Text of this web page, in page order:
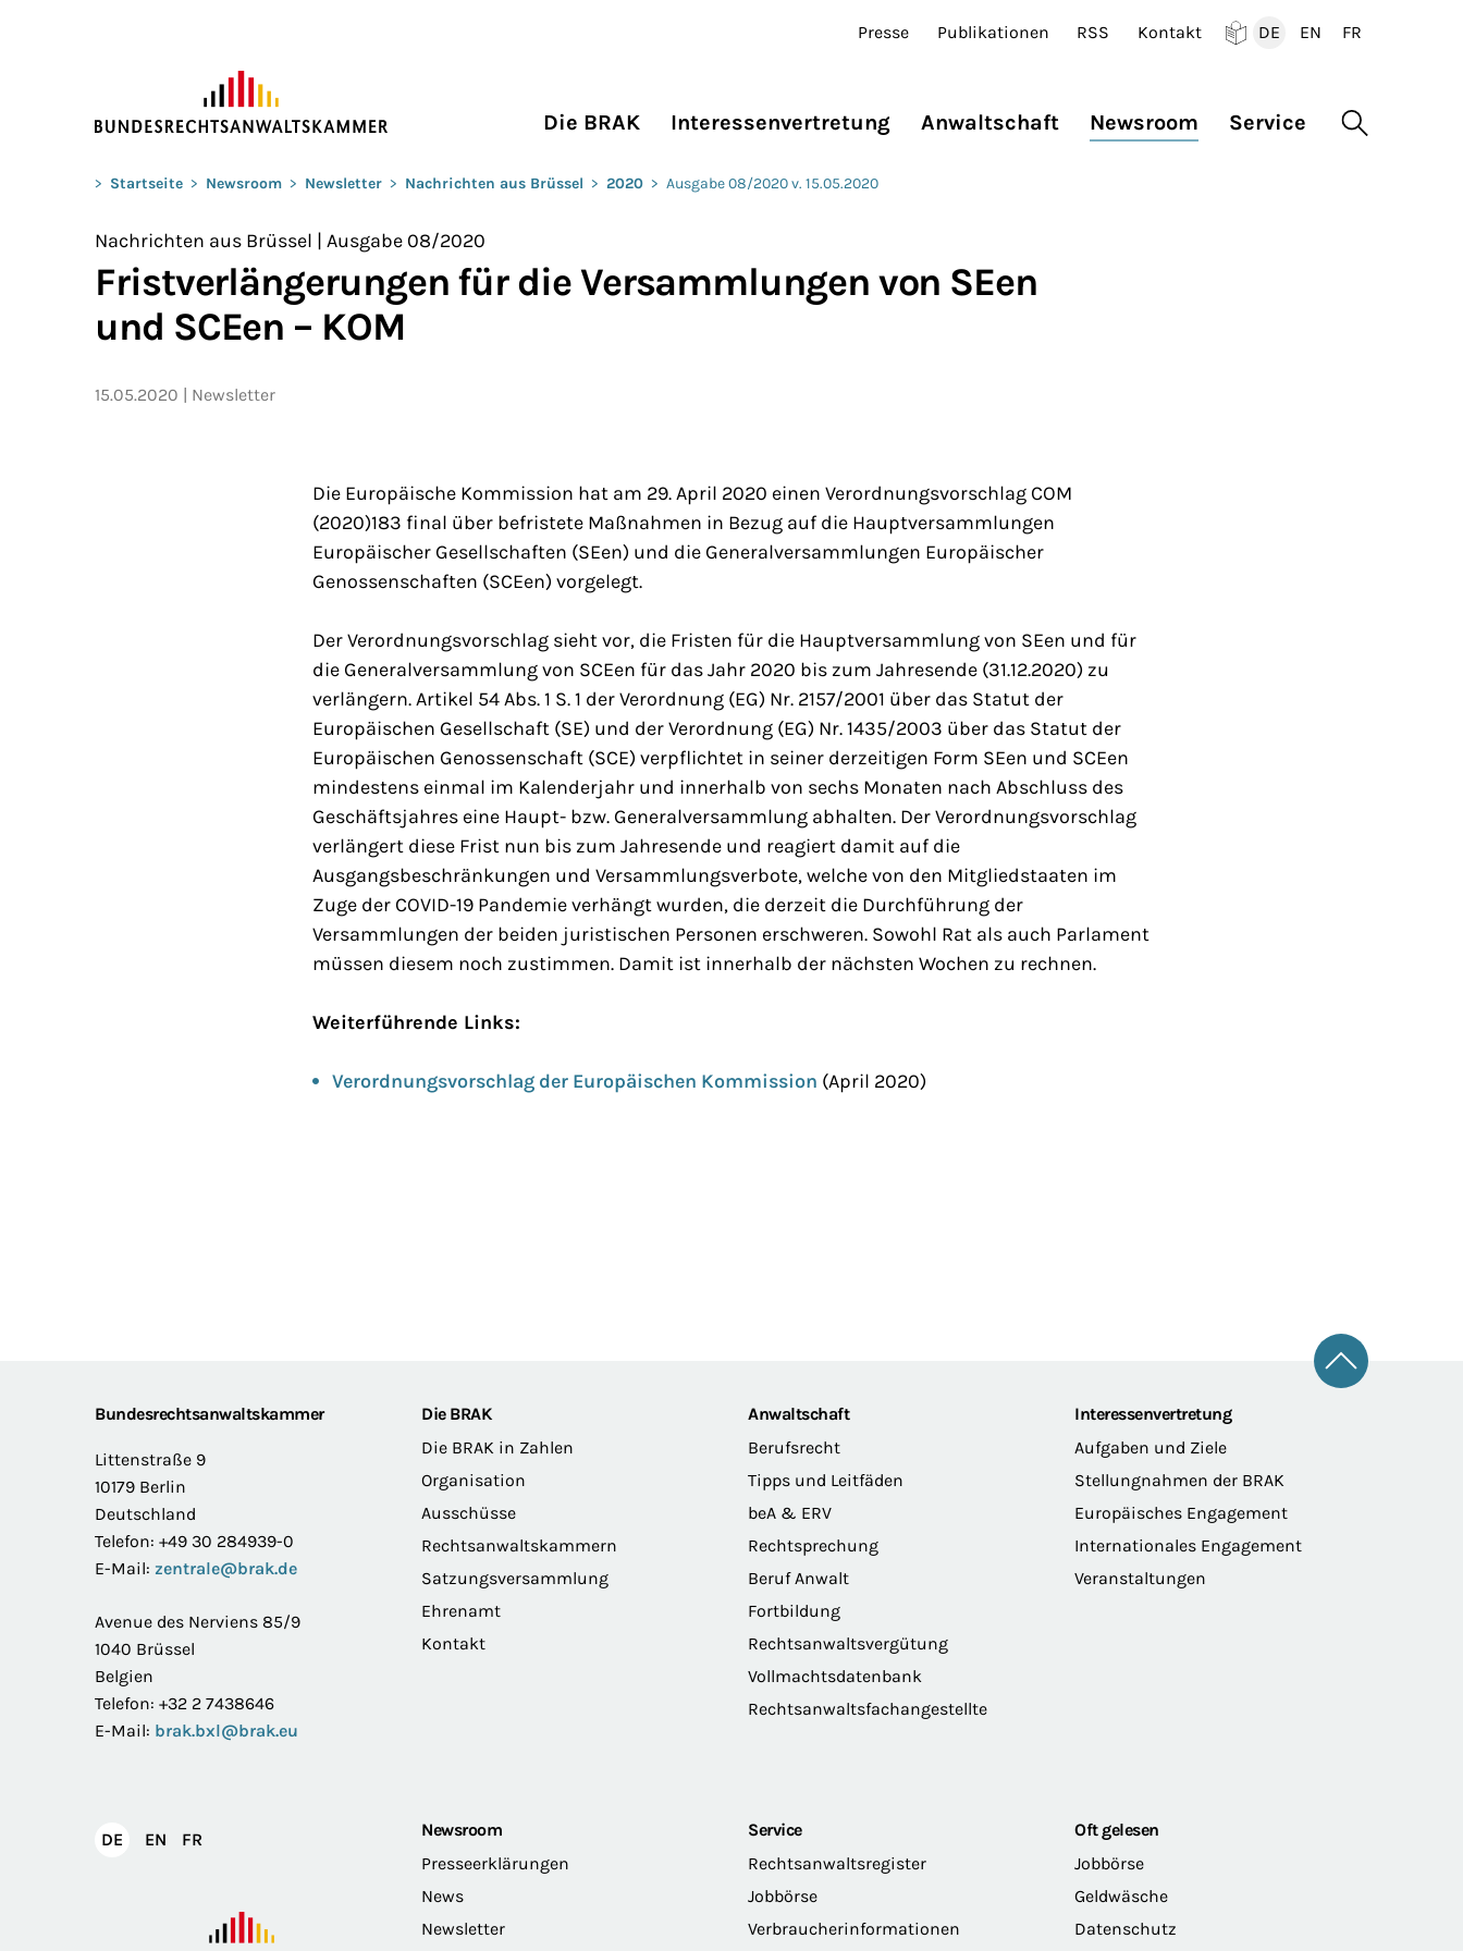
Presse Publikationen RSS Kontakt
DE
EN
FR
Die BRAK Interessenvertretung Anwaltschaft Newsroom Service Suche
Sie befinden sich hier:
> Startseite > Newsroom > Newsletter > Nachrichten aus Brüssel > 2020 > Ausgabe 08/2020 v. 15.05.2020
Nachrichten aus Brüssel | Ausgabe 08/2020
Fristverlängerungen für die Versammlungen von SEen
und SCEen – KOM
15.05.2020 Newsletter
Die Europäische Kommission hat am 29. April 2020 einen Verordnungsvorschlag COM
(2020)183 final über befristete Maßnahmen in Bezug auf die Hauptversammlungen
Europäischer Gesellschaften (SEen) und die Generalversammlungen Europäischer
Genossenschaften (SCEen) vorgelegt.
Der Verordnungsvorschlag sieht vor, die Fristen für die Hauptversammlung von SEen und für
die Generalversammlung von SCEen für das Jahr 2020 bis zum Jahresende (31.12.2020) zu
verlängern. Artikel 54 Abs. 1 S. 1 der Verordnung (EG) Nr. 2157/2001 über das Statut der
Europäischen Gesellschaft (SE) und der Verordnung (EG) Nr. 1435/2003 über das Statut der
Europäischen Genossenschaft (SCE) verpflichtet in seiner derzeitigen Form SEen und SCEen
mindestens einmal im Kalenderjahr und innerhalb von sechs Monaten nach Abschluss des
Geschäftsjahres eine Haupt- bzw. Generalversammlung abhalten. Der Verordnungsvorschlag
verlängert diese Frist nun bis zum Jahresende und reagiert damit auf die
Ausgangsbeschränkungen und Versammlungsverbote, welche von den Mitgliedstaaten im
Zuge der COVID-19 Pandemie verhängt wurden, die derzeit die Durchführung der
Versammlungen der beiden juristischen Personen erschweren. Sowohl Rat als auch Parlament
müssen diesem noch zustimmen. Damit ist innerhalb der nächsten Wochen zu rechnen.
Weiterführende Links:
Verordnungsvorschlag der Europäischen Kommission (April 2020)
Footer
Zum
Bundesrechtsanwaltskammer
Littenstraße 9
10179 Berlin
Deutschland
Telefon: +49 30 284939-0
E-Mail: zentrale@brak.de
Avenue des Nerviens 85/9
1040 Brüssel
Belgien
Telefon: +32 2 7438646
E-Mail: brak.bxl@brak.eu
Die BRAK
Die BRAK in Zahlen
Organisation
Ausschüsse
Rechtsanwaltskammern
Satzungsversammlung
Ehrenamt
Kontakt
Anwaltschaft
Berufsrecht
Tipps und Leitfäden
beA & ERV
Rechtsprechung
Beruf Anwalt
Fortbildung
Rechtsanwaltsvergütung
Vollmachtsdatenbank
Rechtsanwaltsfachangestellte
Interessenvertretung
Aufgaben und Ziele
Stellungnahmen der BRAK
Europäisches Engagement
Internationales Engagement
Veranstaltungen
DEDeutsch
EN English
FR
Newsroom
Presseerklärungen
News
Newsletter
Service
Rechtsanwaltsregister
Jobbörse
Verbraucherinformationen
Oft gelesen
Jobbörse
Geldwäsche
Datenschutz